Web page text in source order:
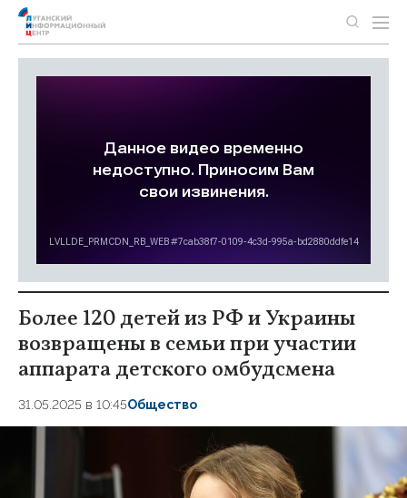
Более 120 детей из РФ и Украины
возвращены в семьи при участии
аппарата детского омбудсмена
31.05.2025 в 10:45Общество